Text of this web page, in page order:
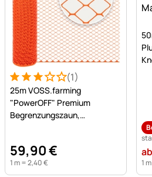
Bewertung: 3 von 5 (1
1 Bewertung(1)
25m VOSS.farming
"PowerOFF" Premium
Begrenzungszaun,
59,90€
1 m =2,40€
ab
1